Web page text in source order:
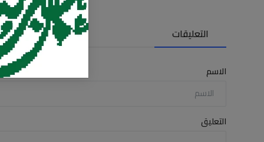
التعليقات
الاسم
التعليق